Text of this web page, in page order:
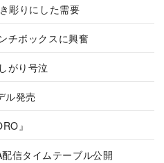
彫りにした需要
チボックスに興奮
がり号泣
ル発売
』
信タイムテーブル公開